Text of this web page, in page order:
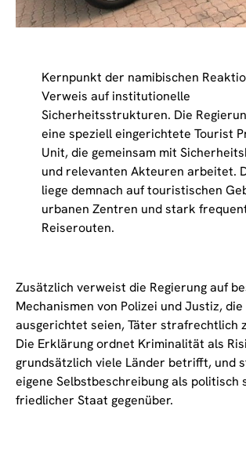
Kernpunkt der namibischen
Verweis auf institutionelle
Sicherheitsstrukturen. Die
eine speziell eingerichtete Tourist
Unit, die gemeinsam mit
und relevanten Akteuren arbeitet.
liege demnach auf touristischen
urbanen Zentren und stark
Reiserouten.
Zusätzlich verweist die Regierung auf
Mechanismen von Polizei und Justiz,
ausgerichtet seien, Täter strafrechtlich
Die Erklärung ordnet Kriminalität als
grundsätzlich viele Länder betrifft, und
eigene Selbstbeschreibung als politisch
friedlicher Staat gegenüber.